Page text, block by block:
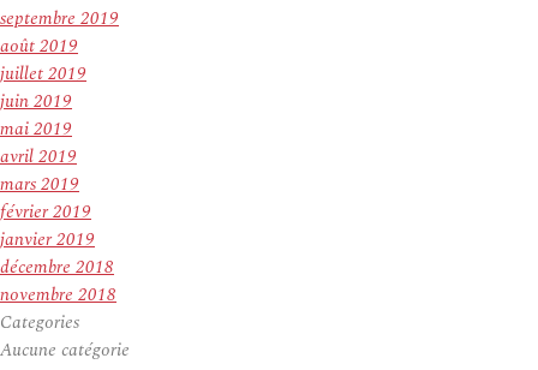
septembre 2019
août 2019
juillet 2019
juin 2019
mai 2019
avril 2019
mars 2019
février 2019
janvier 2019
décembre 2018
novembre 2018
Categories
Aucune catégorie